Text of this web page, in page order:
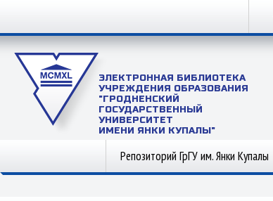
ЭЛЕКТРОННАЯ БИБЛИОТЕКА
УЧРЕЖДЕНИЯ ОБРАЗОВАНИЯ
"ГРОДНЕНСКИЙ
ГОСУДАРСТВЕННЫЙ
УНИВЕРСИТЕТ
ИМЕНИ ЯНКИ КУПАЛЫ"
Репозиторий ГрГУ им. Янки Купалы